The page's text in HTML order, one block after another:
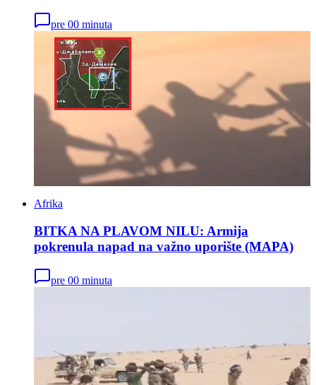
pre 00 minuta
Afrika
BITKA NA PLAVOM NILU: Armija
pokrenula napad na važno uporište (MAPA)
pre 00 minuta